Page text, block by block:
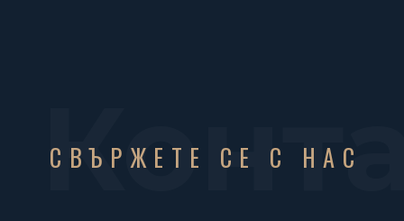
СВЪРЖЕТЕ СЕ С НАС